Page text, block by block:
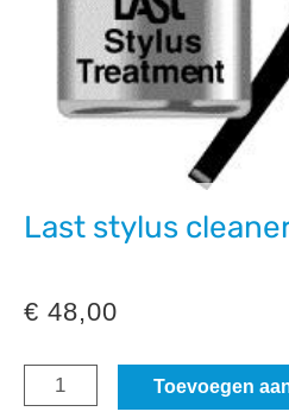
Last stylus
€ 48,00
Last
Toevoegen